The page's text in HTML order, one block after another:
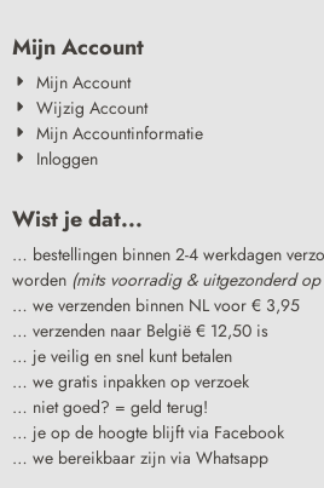
Mijn Account
Mijn Account
Wijzig Account
Mijn Accountinformatie
Inloggen
Wist je dat...
… bestellingen binnen 2-4 werkdagen
worden (mits voorradig & uitgezonderd op
… we verzenden binnen NL voor € 3,95
… verzenden naar België € 12,50 is
… je veilig en snel kunt betalen
… we gratis inpakken op verzoek
… niet goed? = geld terug!
… je op de hoogte blijft via Facebook
… we bereikbaar zijn via Whatsapp